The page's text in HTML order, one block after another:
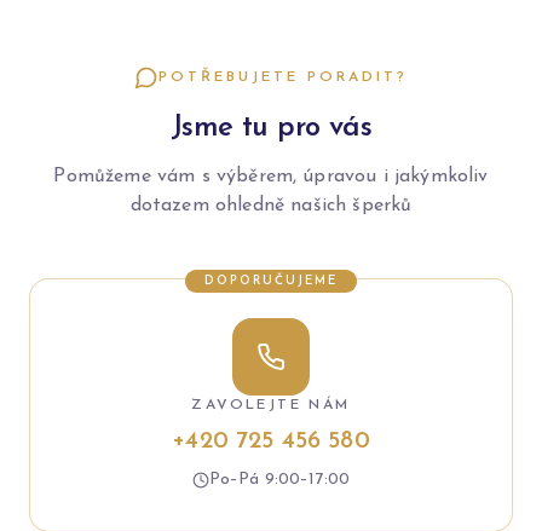
POTŘEBUJETE PORADIT?
Jsme tu pro vás
Pomůžeme vám s výběrem, úpravou i jakýmkoliv
dotazem ohledně našich šperků
DOPORUČUJEME
ZAVOLEJTE NÁM
+420 725 456 580
Po–Pá 9:00–17:00